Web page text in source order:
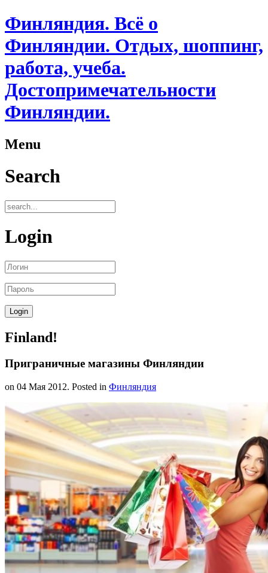
Финляндия. Всё о
Финляндии. Отдых, шоппинг,
работа, учеба.
Достопримечательности
Финляндии.
Menu
Search
Login
Finland!
Приграничные магазины Финляндии
on 04 Мая 2012. Posted in Финляндия